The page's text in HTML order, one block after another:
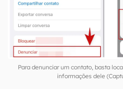
Para denunciar um contato, basta
informações dele